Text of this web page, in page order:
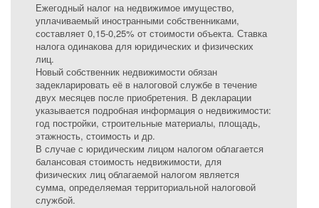
Ежегодный налог на недвижимое имущество,
уплачиваемый иностранными собственниками,
составляет 0,15-0,25% от стоимости объекта. Ставка
налога одинакова для юридических и физических
лиц.
Новый собственник недвижимости обязан
задекларировать её в налоговой службе в течение
двух месяцев после приобретения. В декларации
указывается подробная информация о недвижимости:
год постройки, строительные материалы, площадь,
этажность, стоимость и др.
В случае с юридическим лицом налогом облагается
балансовая стоимость недвижимости, для
физических лиц облагаемой налогом является
сумма, определяемая территориальной налоговой
службой.